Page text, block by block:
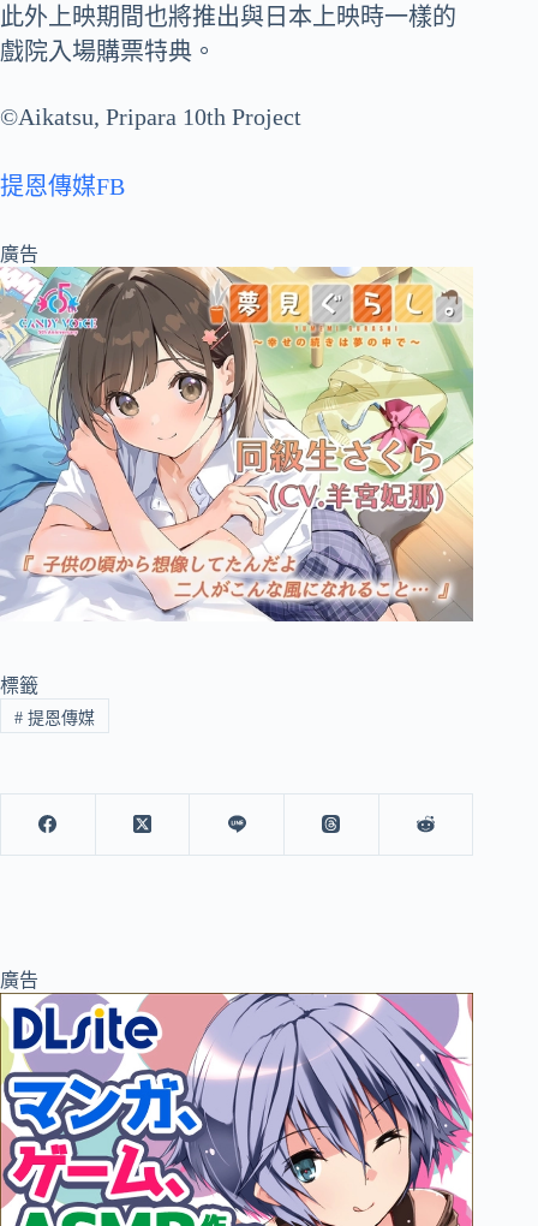
此外上映期間也將推出與日本上映時一樣的
戲院入場購票特典。
©Aikatsu, Pripara 10th Project
提恩傳媒FB
廣告
標籤
#提恩傳媒
廣告